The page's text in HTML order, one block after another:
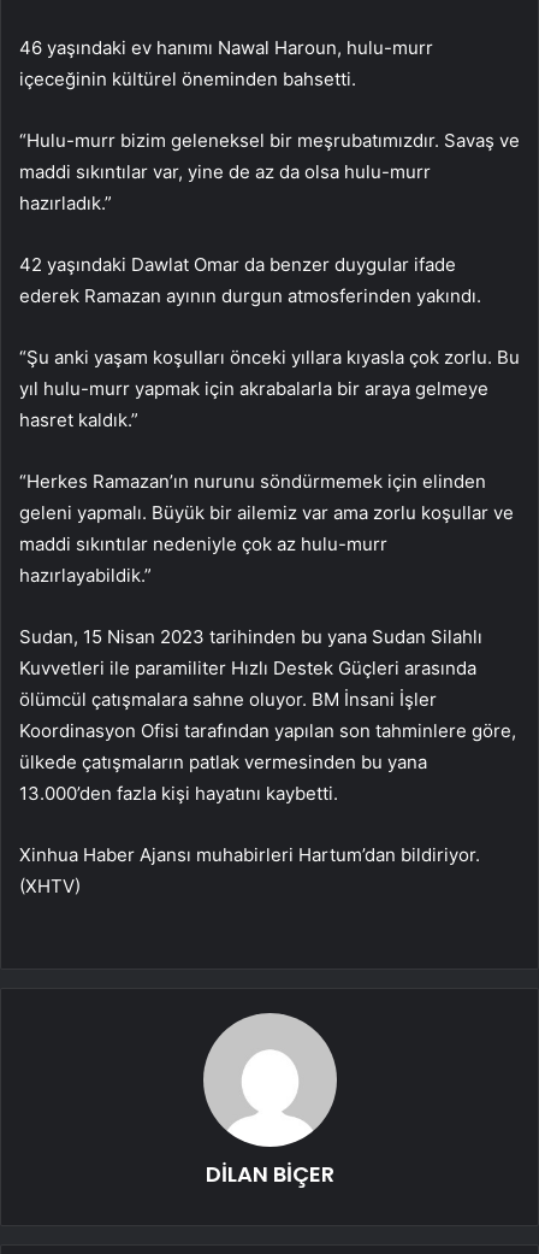
46 yaşındaki ev hanımı Nawal Haroun, hulu-murr
içeceğinin kültürel öneminden bahsetti.
“Hulu-murr bizim geleneksel bir meşrubatımızdır. Savaş ve
maddi sıkıntılar var, yine de az da olsa hulu-murr
hazırladık.”
42 yaşındaki Dawlat Omar da benzer duygular ifade
ederek Ramazan ayının durgun atmosferinden yakındı.
“Şu anki yaşam koşulları önceki yıllara kıyasla çok zorlu. Bu
yıl hulu-murr yapmak için akrabalarla bir araya gelmeye
hasret kaldık.”
“Herkes Ramazan’ın nurunu söndürmemek için elinden
geleni yapmalı. Büyük bir ailemiz var ama zorlu koşullar ve
maddi sıkıntılar nedeniyle çok az hulu-murr
hazırlayabildik.”
Sudan, 15 Nisan 2023 tarihinden bu yana Sudan Silahlı
Kuvvetleri ile paramiliter Hızlı Destek Güçleri arasında
ölümcül çatışmalara sahne oluyor. BM İnsani İşler
Koordinasyon Ofisi tarafından yapılan son tahminlere göre,
ülkede çatışmaların patlak vermesinden bu yana
13.000’den fazla kişi hayatını kaybetti.
Xinhua Haber Ajansı muhabirleri Hartum’dan bildiriyor.
(XHTV)
DİLAN BİÇER